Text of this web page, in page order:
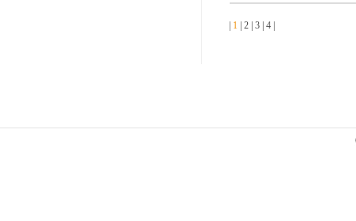
1 |2 |3 |4